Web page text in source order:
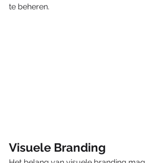
te beheren.
Visuele Branding